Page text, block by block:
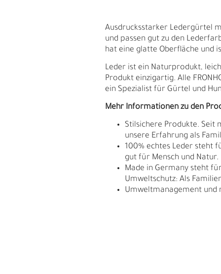
S
Ausdrucksstarker Ledergürtel
und passen gut zu den
hat eine glatte Oberfläche und
Leder ist ein Naturprodukt,
Produkt einzigartig. Alle
ein Spezialist für Gürtel und
Mehr Informationen zu den
Stilsichere Produkte. Seit
unsere Erfahrung als
100% echtes Leder steht
gut für Mensch und Natur.
Made in Germany steht
Umweltschutz: Als
Umweltmanagement und